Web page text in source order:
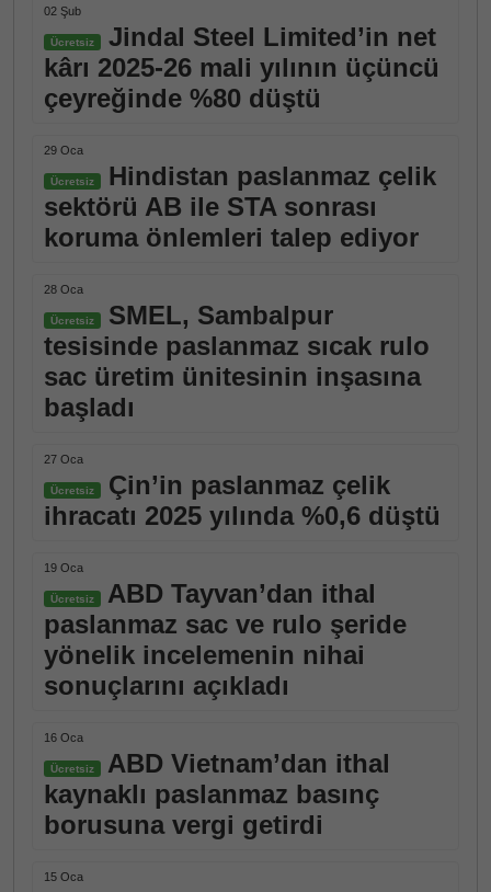
02 Şub
Ücretsiz
Jindal Steel Limited’in net
kârı 2025-26 mali yılının üçüncü
çeyreğinde %80 düştü
29 Oca
Ücretsiz
Hindistan paslanmaz çelik
sektörü AB ile STA sonrası
koruma önlemleri talep ediyor
28 Oca
Ücretsiz
SMEL, Sambalpur
tesisinde paslanmaz sıcak rulo
sac üretim ünitesinin inşasına
başladı
27 Oca
Ücretsiz
Çin’in paslanmaz çelik
ihracatı 2025 yılında %0,6 düştü
19 Oca
Ücretsiz
ABD Tayvan’dan ithal
paslanmaz sac ve rulo şeride
yönelik incelemenin nihai
sonuçlarını açıkladı
16 Oca
Ücretsiz
ABD Vietnam’dan ithal
kaynaklı paslanmaz basınç
borusuna vergi getirdi
15 Oca